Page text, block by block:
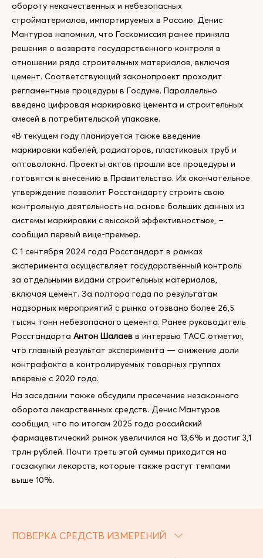
обороту некачественных и небезопасных
стройматериалов, импортируемых в Россию. Денис
Мантуров напомнил, что Госкомиссия ранее приняла
решения о возврате государственного контроля в
отношении ряда строительных материалов, включая
цемент. Соответствующий законопроект проходит
регламентные процедуры в Госдуме. Параллельно
введена цифровая маркировка цемента и строительных
смесей в потребительской упаковке.
«В текущем году планируется также введение
маркировки кабелей, радиаторов, пластиковых труб и
оптоволокна. Проекты актов прошли все процедуры и
готовятся к внесению в Правительство. Их окончательное
утверждение позволит Росстандарту строить свою
контрольную деятельность на основе больших данных из
системы маркировки с высокой эффективностью», –
сообщил первый вице-премьер.
С 1 сентября 2024 года Росстандарт в рамках
эксперимента осуществляет государственный контроль
за отдельными видами строительных материалов,
включая цемент. За полтора года по результатам
надзорных мероприятий с рынка отозвано более 26,5
тысяч тонн небезопасного цемента. Ранее руководитель
Росстандарта Антон Шалаев в интервью ТАСС отметил,
что главный результат эксперимента — снижение доли
контрафакта в контролируемых товарных группах
впервые с 2020 года.
На заседании также обсудили пресечение незаконного
оборота лекарственных средств. Денис Мантуров
сообщил, что по итогам 2025 года российский
фармацевтический рынок увеличился на 13,6% и достиг 3,1
трлн рублей. Почти треть этой суммы приходится на
госзакупки лекарств, которые также растут темпами
выше 10%.
ПОВЕРКА СРЕДСТВ ИЗМЕРЕНИЙ